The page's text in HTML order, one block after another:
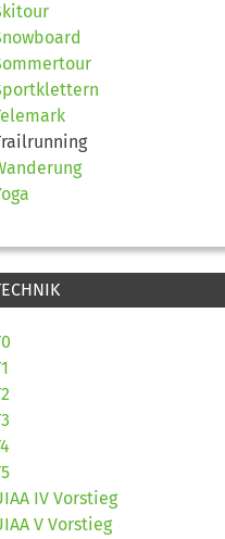
IV Vorstieg
V Vorstieg